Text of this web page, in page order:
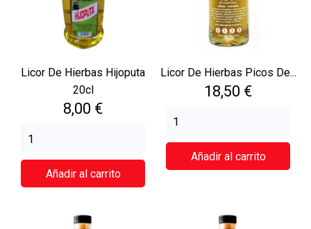
Licor De Hierbas Hijoputa
20cl
Precio
8,00 €
Añadir al carrito
Licor De Hierbas Picos De...
Precio
18,50 €
Añadir al carrito